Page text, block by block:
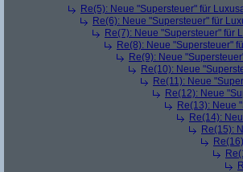
Re(5): Neue "Supersteuer" für
Re(6): Neue "Supersteuer" für
Re(7): Neue "Supersteuer" für
Re(8): Neue "Supersteuer"
Re(9): Neue
Re(10): Neue
Re(11): Neue
Re(12): Neue
Re(13): Neue
Re(14):
Re(15):